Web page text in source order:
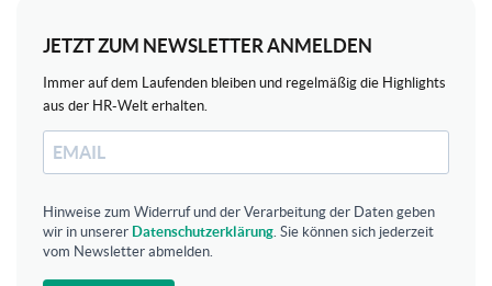
JETZT ZUM NEWSLETTER ANMELDEN
Immer auf dem Laufenden bleiben und regelmäßig die Highlights
aus der HR-Welt erhalten.
Hinweise zum Widerruf und der Verarbeitung der Daten geben
wir in unserer Datenschutzerklärung . Sie können sich jederzeit
vom Newsletter abmelden.